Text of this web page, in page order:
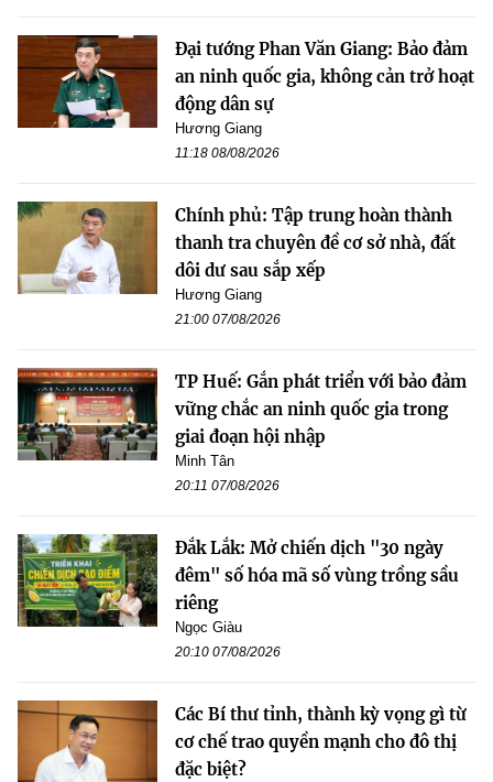
Đại tướng Phan Văn Giang: Bảo đảm
an ninh quốc gia, không cản trở hoạt
động dân sự
Hương Giang
11:18 08/08/2026
Chính phủ: Tập trung hoàn thành
thanh tra chuyên đề cơ sở nhà, đất
dôi dư sau sắp xếp
Hương Giang
21:00 07/08/2026
TP Huế: Gắn phát triển với bảo đảm
vững chắc an ninh quốc gia trong
giai đoạn hội nhập
Minh Tân
20:11 07/08/2026
Đắk Lắk: Mở chiến dịch "30 ngày
đêm" số hóa mã số vùng trồng sầu
riêng
Ngọc Giàu
20:10 07/08/2026
Các Bí thư tỉnh, thành kỳ vọng gì từ
cơ chế trao quyền mạnh cho đô thị
đặc biệt?